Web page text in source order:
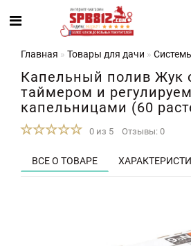
Главная Товары для дачи
Капельный полив Жук
таймером и
капельницами (60
0 из 5 Отзывы: 0
ВСЕ О ТОВАРЕ